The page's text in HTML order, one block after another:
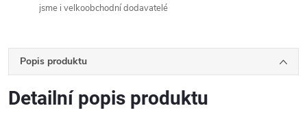
jsme i velkoobchodní dodavatelé
Popis produktu
Detailní popis produktu